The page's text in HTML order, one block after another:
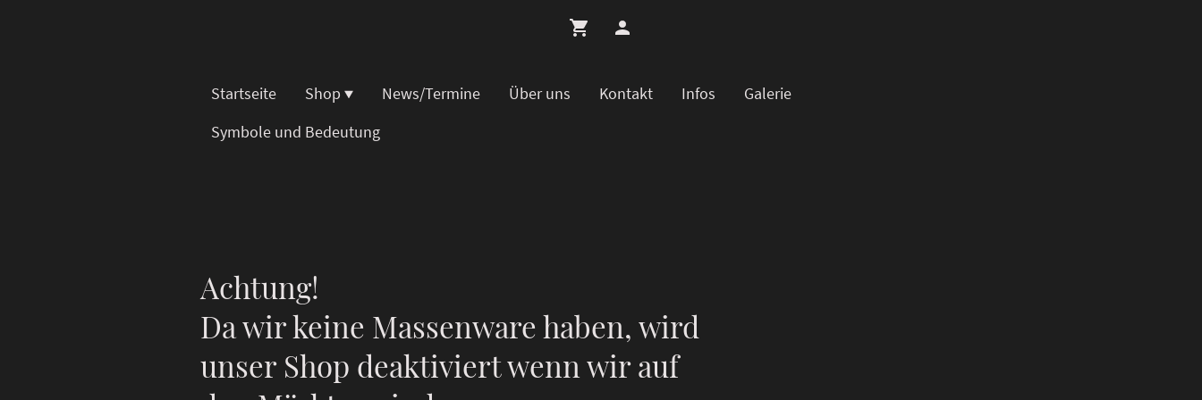
Startseite Shop News/Termine Über uns Kontakt Infos
Galerie
Symbole und Bedeutung
Achtung!
Da wir keine Massenware haben, wird
unser Shop deaktiviert wenn wir auf